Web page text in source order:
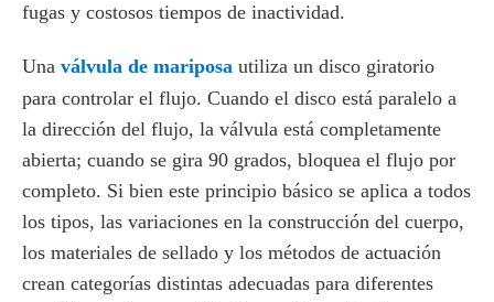
fugas y costosos tiempos de inactividad.
Una válvula de mariposa utiliza un disco giratorio
para controlar el flujo. Cuando el disco está paralelo a
la dirección del flujo, la válvula está completamente
abierta; cuando se gira 90 grados, bloquea el flujo por
completo. Si bien este principio básico se aplica a todos
los tipos, las variaciones en la construcción del cuerpo,
los materiales de sellado y los métodos de actuación
crean categorías distintas adecuadas para diferentes